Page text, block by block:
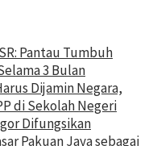
Pantau Tumbuh
3 Bulan
Dijamin Negara,
di Sekolah Negeri
Difungsikan
Pakuan Jaya sebagai